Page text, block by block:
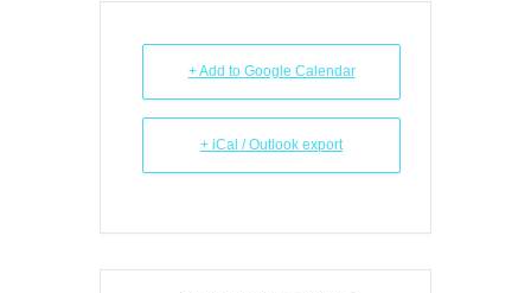
+ Add to Google Calendar
+ iCal / Outlook export